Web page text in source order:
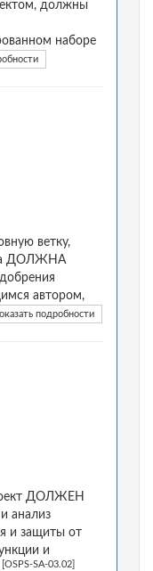
должны
наборе
ветку,
ДОЛЖНА
автором,
подробности
ДОЛЖЕН
анализ
и защиты от
и
[OSPS-SA-03.02]